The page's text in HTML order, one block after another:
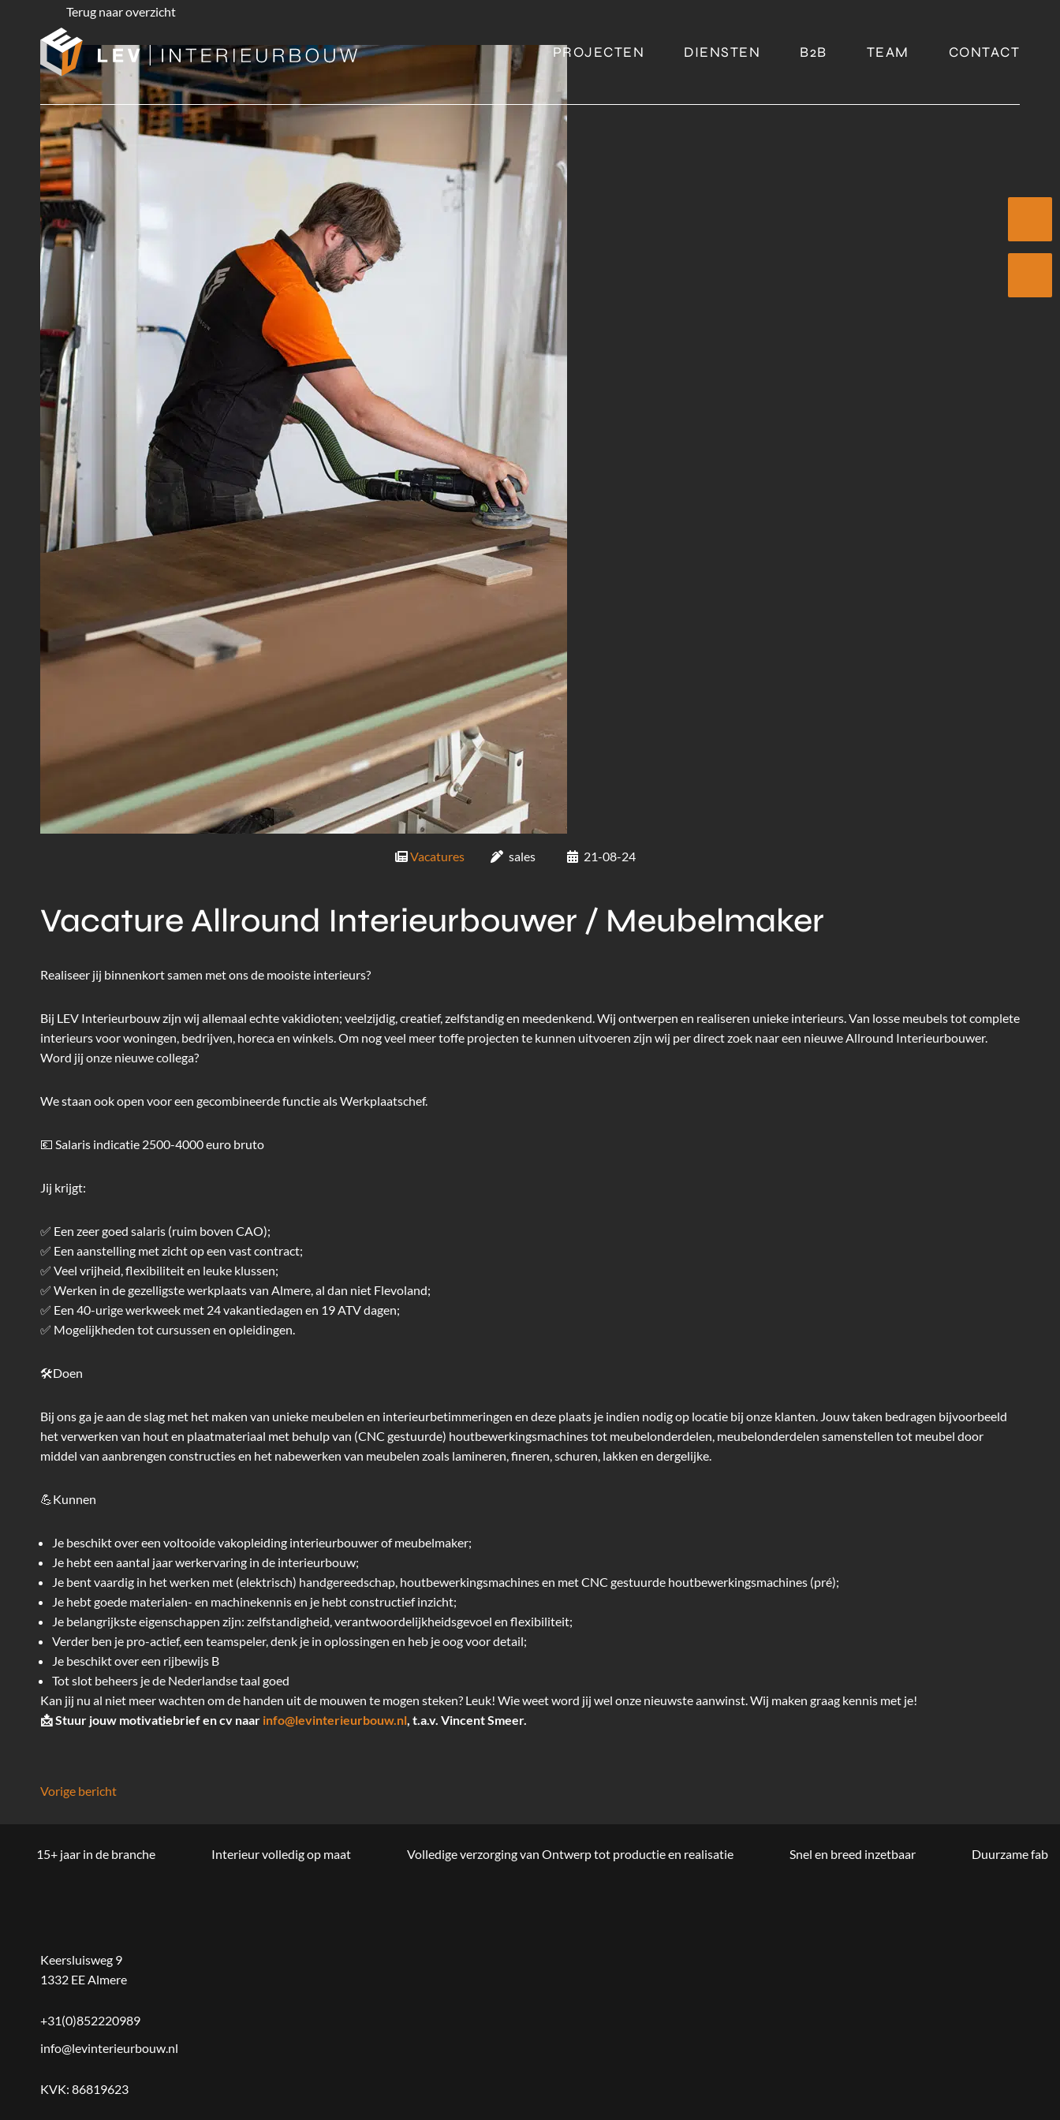
PROJECTEN DIENSTEN B2B TEAM CONTACT
Terug naar overzicht
Vacatures sales 21-08-24
Vacature Allround Interieurbouwer / Meubelmaker
Realiseer jij binnenkort samen met ons de mooiste interieurs?
Bij LEV Interieurbouw zijn wij allemaal echte vakidioten; veelzijdig, creatief, zelfstandig en meedenkend. Wij ontwerpen en realiseren unieke interieurs. Van losse meubels tot complete
interieurs voor woningen, bedrijven, horeca en winkels. Om nog veel meer toffe projecten te kunnen uitvoeren zijn wij per direct zoek naar een nieuwe Allround Interieurbouwer.
Word jij onze nieuwe collega?
We staan ook open voor een gecombineerde functie als Werkplaatschef.
💶 Salaris indicatie 2500-4000 euro bruto
Jij krijgt:
✅ Een zeer goed salaris (ruim boven CAO);
✅ Een aanstelling met zicht op een vast contract;
✅ Veel vrijheid, flexibiliteit en leuke klussen;
✅ Werken in de gezelligste werkplaats van Almere, al dan niet Flevoland;
✅ Een 40-urige werkweek met 24 vakantiedagen en 19 ATV dagen;
✅ Mogelijkheden tot cursussen en opleidingen.
🛠Doen
Bij ons ga je aan de slag met het maken van unieke meubelen en interieurbetimmeringen en deze plaats je indien nodig op locatie bij onze klanten. Jouw taken bedragen bijvoorbeeld
het verwerken van hout en plaatmateriaal met behulp van (CNC gestuurde) houtbewerkingsmachines tot meubelonderdelen, meubelonderdelen samenstellen tot meubel door
middel van aanbrengen constructies en het nabewerken van meubelen zoals lamineren, fineren, schuren, lakken en dergelijke.
💪Kunnen
Je beschikt over een voltooide vakopleiding interieurbouwer of meubelmaker;
Je hebt een aantal jaar werkervaring in de interieurbouw;
Je bent vaardig in het werken met (elektrisch) handgereedschap, houtbewerkingsmachines en met CNC gestuurde houtbewerkingsmachines (pré);
Je hebt goede materialen- en machinekennis en je hebt constructief inzicht;
Je belangrijkste eigenschappen zijn: zelfstandigheid, verantwoordelijkheidsgevoel en flexibiliteit;
Verder ben je pro-actief, een teamspeler, denk je in oplossingen en heb je oog voor detail;
Je beschikt over een rijbewijs B
Tot slot beheers je de Nederlandse taal goed
Kan jij nu al niet meer wachten om de handen uit de mouwen te mogen steken? Leuk! Wie weet word jij wel onze nieuwste aanwinst. Wij maken graag kennis met je!
📩 Stuur jouw motivatiebrief en cv naar info@levinterieurbouw.nl, t.a.v. Vincent Smeer.
Bericht
navigatie
Vorige bericht
15+ jaar in de branche Interieur volledig op maat Volledige verzorging van Ontwerp tot productie en realisatie Snel en breed inzetbaar Duurzame
Keersluisweg 9
1332 EE Almere
+31(0)852220989
info@levinterieurbouw.nl
KVK: 86819623